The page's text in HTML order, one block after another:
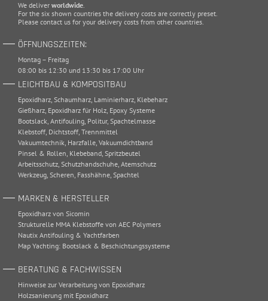
We deliver worldwide.
For the six shown countries the delivery costs are correctly preset.
Please contact us for your delivery costs from other countries.
ÖFFNUNGSZEITEN:
Montag – Freitag
08:00 bis 12:30 und 13:30 bis 17:00 Uhr
LEICHTBAU & KOMPOSITBAU
Epoxidharz, Schaumharz, Laminierharz, Klebeharz
Gießharz, Epoxidharz für Holz, Epoxy Systeme
Bootslack, Antifouling, Politur, Spachtelmasse
Klebstoff, Dichtstoff, Trennmittel
Vakuumtechnik, Harzfalle, Vakuumdichtband
Pinsel & Rollen, Klebeband, Spritzbeutel
Arbeitsschutz, Schutzhandschuhe, Atemschutz
Werkzeug, Scheren, Fasshähne, Spachtel
MARKEN & HERSTELLER
Epoxidharz von Sicomin
Strukturelle MMA Klebstoffe von AEC Polymers
Nautix Antifouling & Yachtfarben
Map Yachting: Bootslack & Beschichtungssysteme
BERATUNG & FACHWISSEN
Hinweise zur Verarbeitung von Epoxidharz
Holzsanierung mit Epoxidharz